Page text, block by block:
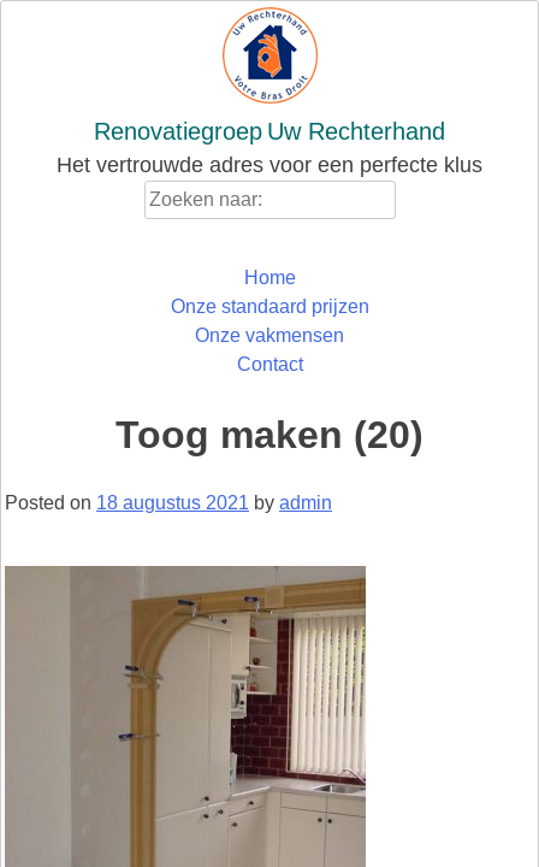
Renovatiegroep Uw Rechterhand
Het vertrouwde adres voor een perfecte klus
Home
Onze standaard prijzen
Onze vakmensen
Contact
Toog maken (20)
Posted on 18 augustus 2021 by admin